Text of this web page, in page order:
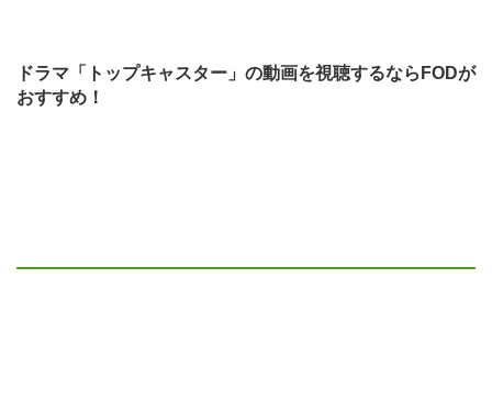
ドラマ「トップキャスター」の動画を視聴するならFODが
おすすめ！